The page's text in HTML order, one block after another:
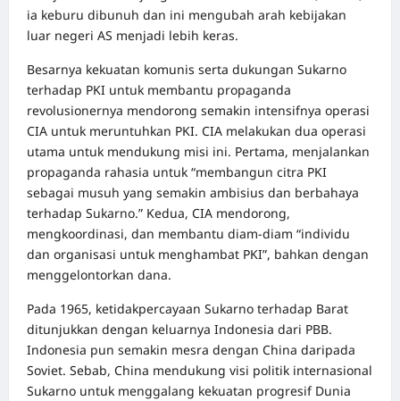
ia keburu dibunuh dan ini mengubah arah kebijakan
luar negeri AS menjadi lebih keras.
Besarnya kekuatan komunis serta dukungan Sukarno
terhadap PKI untuk membantu propaganda
revolusionernya mendorong semakin intensifnya operasi
CIA untuk meruntuhkan PKI. CIA melakukan dua operasi
utama untuk mendukung misi ini. Pertama, menjalankan
propaganda rahasia untuk “membangun citra PKI
sebagai musuh yang semakin ambisius dan berbahaya
terhadap Sukarno.” Kedua, CIA mendorong,
mengkoordinasi, dan membantu diam-diam “individu
dan organisasi untuk menghambat PKI”, bahkan dengan
menggelontorkan dana.
Pada 1965, ketidakpercayaan Sukarno terhadap Barat
ditunjukkan dengan keluarnya Indonesia dari PBB.
Indonesia pun semakin mesra dengan China daripada
Soviet. Sebab, China mendukung visi politik internasional
Sukarno untuk menggalang kekuatan progresif Dunia